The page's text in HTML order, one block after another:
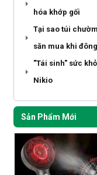
hóa khớp gối
Tại sao túi
săn mua khi
"Tái sinh" sức
Nikio
Sản Phẩm Mới